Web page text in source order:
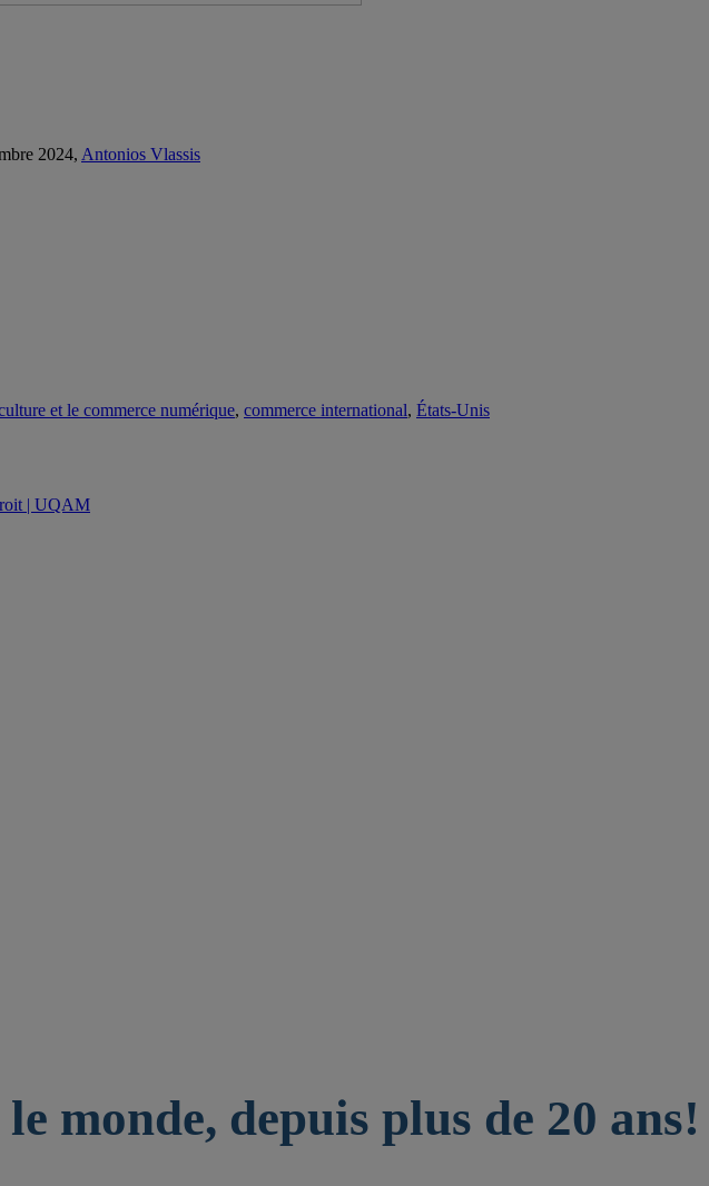
2024, Antonios Vlassis
et le commerce numérique, commerce international, États-Unis
monde, depuis plus de 20 ans!